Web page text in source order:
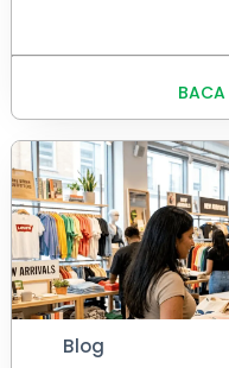
BACA
Blog